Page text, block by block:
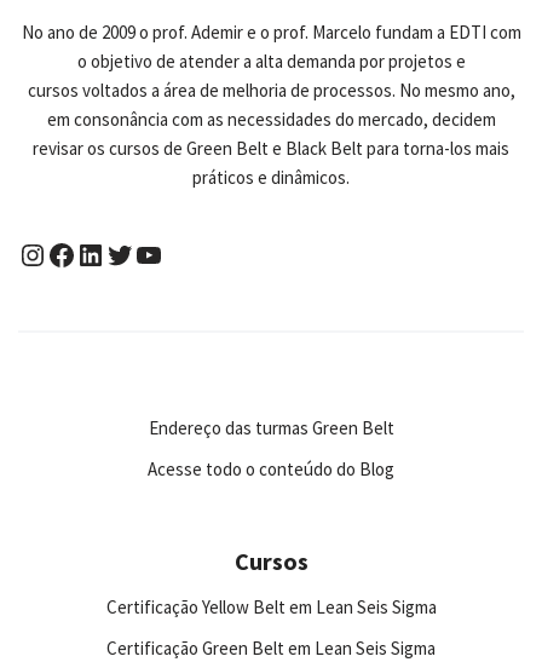
No ano de 2009 o prof. Ademir e o prof. Marcelo fundam a EDTI com
o objetivo de atender a alta demanda por projetos e
cursos voltados a área de melhoria de processos. No mesmo ano,
em consonância com as necessidades do mercado, decidem
revisar os cursos de Green Belt e Black Belt para torna-los mais
práticos e dinâmicos.
Endereço das turmas Green Belt
Acesse todo o conteúdo do Blog
Cursos
Certificação Yellow Belt em Lean Seis Sigma
Certificação Green Belt em Lean Seis Sigma